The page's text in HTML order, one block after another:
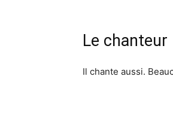
Le chanteur
Il chante aussi.